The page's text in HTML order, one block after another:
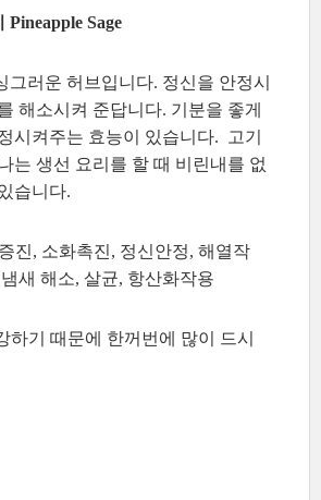
Sage
그러운 허브입니다. 정신을 안정시
해소시켜 준답니다. 기분을 좋게
시켜주는 효능이 있습니다. 고기
는 생선 요리를 할 때 비린내를 없
습니다.
진, 소화촉진, 정신안정, 해열작
새 해소, 살균, 항산화작용
하기 때문에 한꺼번에 많이 드시